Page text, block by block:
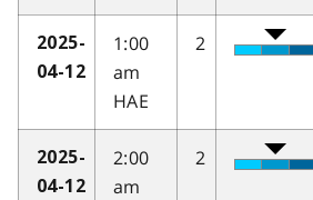
2025-
04-12
1:00
am
HAE
2
2025-
04-12
2:00
am
2